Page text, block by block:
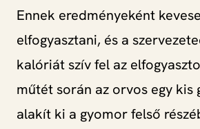
Ennek eredményeként
elfogyasztani, és a
kalóriát szív fel az
műtét során az orvos egy kis
alakít ki a gyomor felső